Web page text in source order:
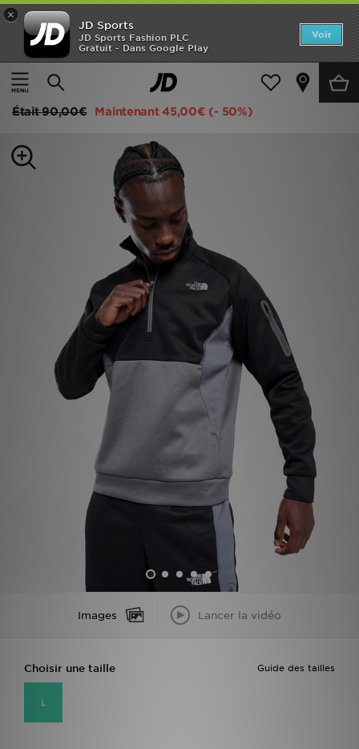
×
JD Sports
JD Sports Fashion PLC
Gratuit - Dans Google Play
Voir
Accueil
Homme Vêtements Homme Sweats
The North Face Haut zippé 1/2 Tek
Était90,00€ Maintenant45,00€ (- 50%)
Images Lancer la vidéo
Guide des tailles
Choisir une taille
L
Accueil
Nouveautés
Enfant
PROMOS
Suivre Ma Commande
Nos Magasins
Télécharge l'Appli